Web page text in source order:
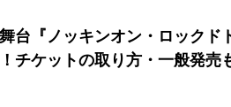
舞台『ノッキンオン・ロック
チケットの取り方・一般発売